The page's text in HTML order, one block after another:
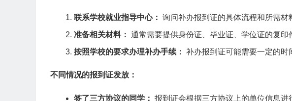
联系学校就业指导中心： 询问补办报到证的具体流程和所需材
准备相关材料： 通常需要提供身份证、毕业证、学位证的复印
按照学校的要求办理补办手续： 补办报到证可能需要一定的时
不同情况的报到证发放：
签了三方协议的同学： 报到证会根据三方协议上的单位信息进